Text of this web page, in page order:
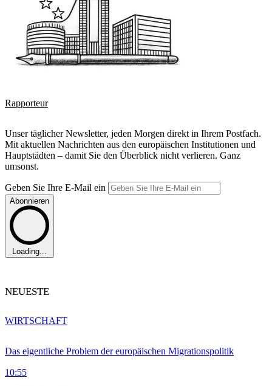
Rapporteur
Unser täglicher Newsletter, jeden Morgen direkt in Ihrem Postfach.
Mit aktuellen Nachrichten aus den europäischen Institutionen und
Hauptstädten – damit Sie den Überblick nicht verlieren. Ganz
umsonst.
Geben Sie Ihre E-Mail ein
Abonnieren
Loading...
NEUESTE
Das eigentliche Problem der europäischen Migrationspolitik
10:55
WIRTSCHAFT